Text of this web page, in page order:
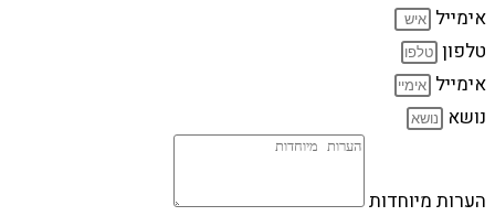
אימייל
טלפון
אימייל
נושא
הערות מיוחדות